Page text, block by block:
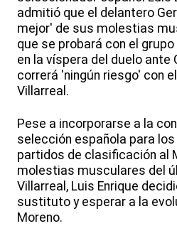
admitió que el delantero
mejor' de sus molestias
que se probará con el
en la víspera del duelo ante
correrá 'ningún riesgo' con
Villarreal.
Pese a incorporarse a la
selección española para
partidos de clasificación al
molestias musculares del
Villarreal, Luis Enrique
sustituto y esperar a la
Moreno.